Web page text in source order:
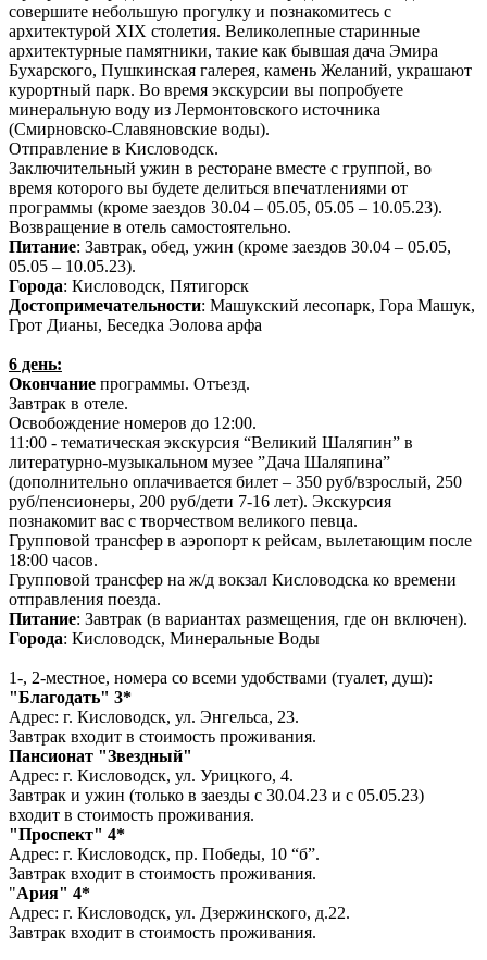
совершите небольшую прогулку и познакомитесь с
архитектурой XIX столетия. Великолепные старинные
архитектурные памятники, такие как бывшая дача Эмира
Бухарского, Пушкинская галерея, камень Желаний, украшают
курортный парк. Во время экскурсии вы попробуете
минеральную воду из Лермонтовского источника
(Смирновско-Славяновские воды).
Отправление в Кисловодск.
Заключительный ужин в ресторане вместе с группой, во
время которого вы будете делиться впечатлениями от
программы (кроме заездов 30.04 – 05.05, 05.05 – 10.05.23).
Возвращение в отель самостоятельно.
Питание: Завтрак, обед, ужин (кроме заездов 30.04 – 05.05,
05.05 – 10.05.23).
Города: Кисловодск, Пятигорск
Достопримечательности: Машукский лесопарк, Гора Машук,
Грот Дианы, Беседка Эолова арфа
6 день:
Окончание программы. Отъезд.
Завтрак в отеле.
Освобождение номеров до 12:00.
11:00 - тематическая экскурсия “Великий Шаляпин” в
литературно-музыкальном музее ”Дача Шаляпина”
(дополнительно оплачивается билет – 350 руб/взрослый, 250
руб/пенсионеры, 200 руб/дети 7-16 лет). Экскурсия
познакомит вас с творчеством великого певца.
Групповой трансфер в аэропорт к рейсам, вылетающим после
18:00 часов.
Групповой трансфер на ж/д вокзал Кисловодска ко времени
отправления поезда.
Питание: Завтрак (в вариантах размещения, где он включен).
Города: Кисловодск, Минеральные Воды
1-, 2-местное, номера со всеми удобствами (туалет, душ):
"Благодать" 3*
Адрес: г. Кисловодск, ул. Энгельса, 23.
Завтрак входит в стоимость проживания.
Пансионат "Звездный"
Адрес: г. Кисловодск, ул. Урицкого, 4.
Завтрак и ужин (только в заезды с 30.04.23 и с 05.05.23)
входит в стоимость проживания.
"Проспект" 4*
Адрес: г. Кисловодск, пр. Победы, 10 “б”.
Завтрак входит в стоимость проживания.
"Ария" 4*
Адрес: г. Кисловодск, ул. Дзержинского, д.22.
Завтрак входит в стоимость проживания.